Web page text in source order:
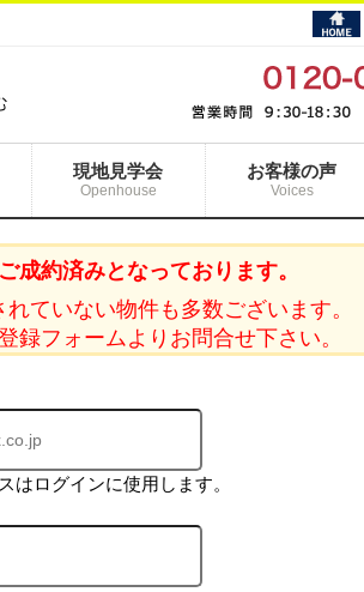
現地見学会
Openhouse
お客様の声
Voices
成約済みとなっております。
ていない物件も多数ございます。
録フォームよりお問合せ下さい。
はログインに使用します。